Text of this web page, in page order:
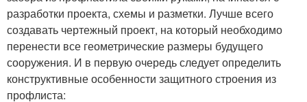
разработки проекта, схемы и разметки. Лучше всего
создавать чертежный проект, на который необходимо
перенести все геометрические размеры будущего
сооружения. И в первую очередь следует определить
конструктивные особенности защитного строения из
профлиста: